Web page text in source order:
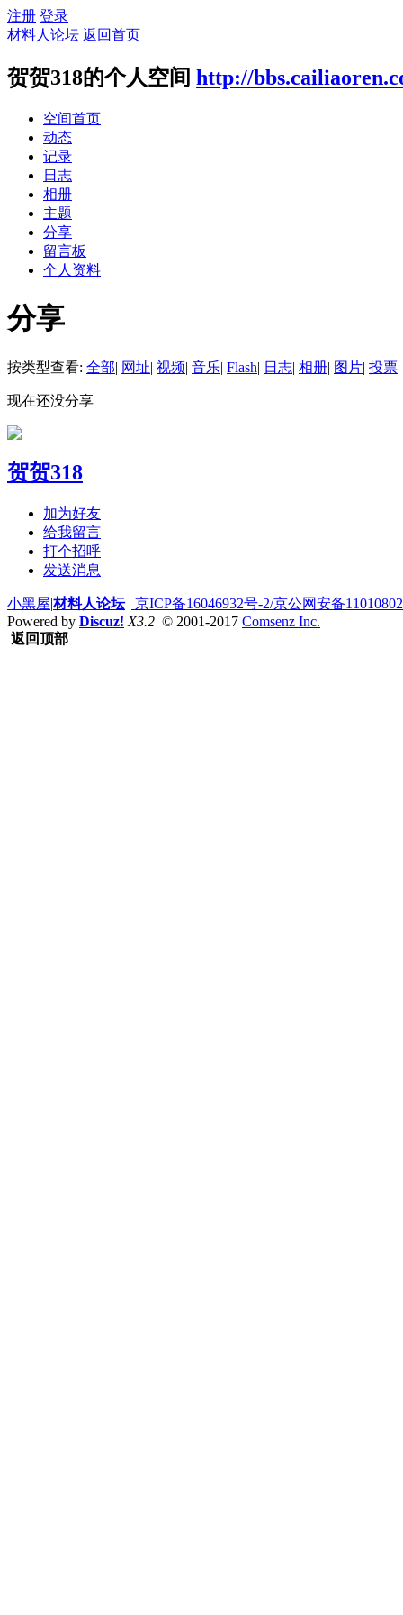
注册 登录
材料人论坛 返回首页
贺贺318的个人空间 http://
空间首页
动态
记录
日志
相册
主题
分享
留言板
个人资料
分享
按类型查看: 全部| 网址| 视频| 音乐| Flash| 日志| 相册| 图片| 投票|
现在还没分享
贺贺318
加为好友
给我留言
打个招呼
发送消息
小黑屋|材料人论坛 | 京ICP备16046932号-2/京公网安备
Powered by Discuz! X3.2 © 2001-2017 Comsenz Inc.
返回顶部